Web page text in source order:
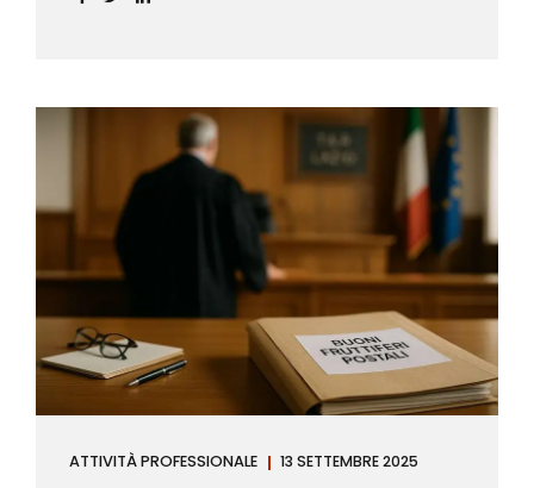
ATTIVITÀ PROFESSIONALE 13 SETTEMBRE 2025